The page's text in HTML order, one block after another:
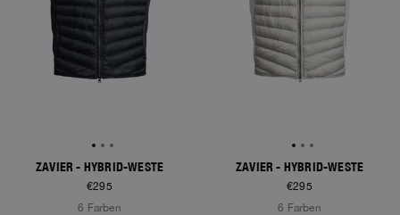
ZAVIER - HYBRID-WESTE
€295
6 Farben
ZAVIER - HYBRID-WESTE
€295
6 Farben